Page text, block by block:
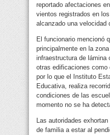
reportado afectaciones
vientos registrados en
alcanzado una velocidad
El funcionario mencionó
principalmente en la
infraestructura de lámina
otras edificaciones
por lo que el Instituto
Educativa, realiza
condiciones de las
momento no se ha
Las autoridades
de familia a estar al